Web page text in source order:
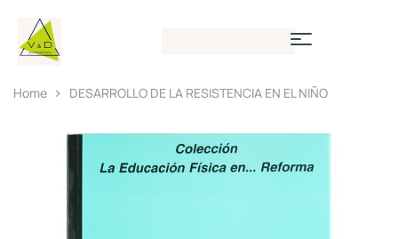
Home DESARROLLO DE LA RESISTENCIA EN EL NIÑO